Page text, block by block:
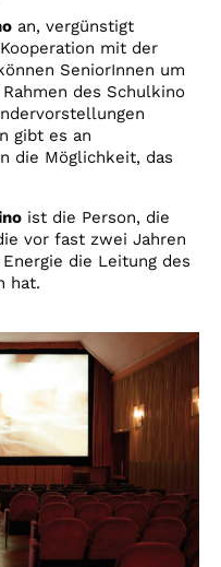
an, vergünstigt
mit der
SeniorInnen um
des Schulkino
gibt es an
die Möglichkeit, das
ist die Person, die
vor fast zwei Jahren
die Leitung des
hat.